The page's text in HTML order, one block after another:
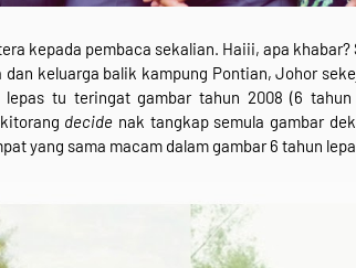
kepada pembaca sekalian. Haiii, apa
dan keluarga balik kampung Pontian, Johor
tu teringat gambar tahun 2008 (6
decide nak tangkap semula gambar
yang sama macam dalam gambar 6 tahun